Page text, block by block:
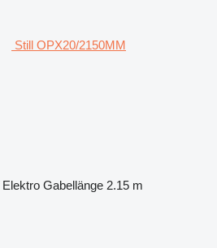
Still OPX20/2150MM
Elektro Gabellänge 2.15 m